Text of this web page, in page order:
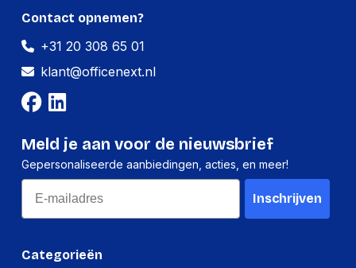
Categorieën
Contact opnemen?
+31 20 308 65 01
klant@officenext.nl
Meld je aan voor de nieuwsbrief
Gepersonaliseerde aanbiedingen, acties, en meer!
Email
Inschrijven